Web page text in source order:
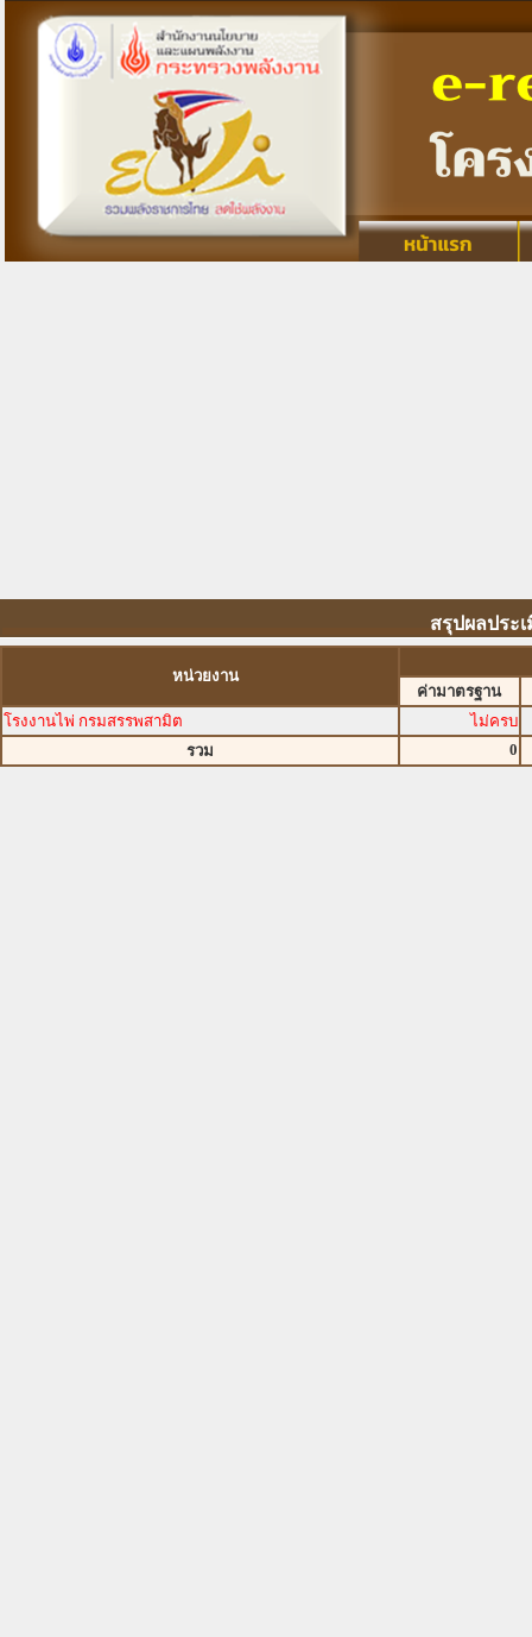
สรุปผลประ
หน่วยงาน
ค่ามาตรฐาน
โรงงานไพ่ กรมสรรพสามิต
ไม่ครบ
รวม
0